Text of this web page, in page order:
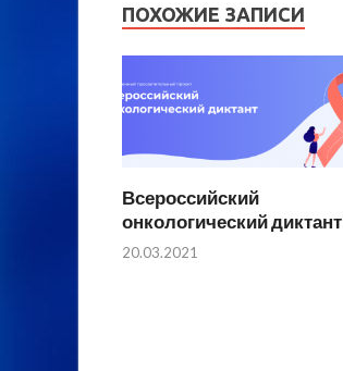
ПОХОЖИЕ ЗАПИСИ
Всероссийский
онкологический диктант
20.03.2021